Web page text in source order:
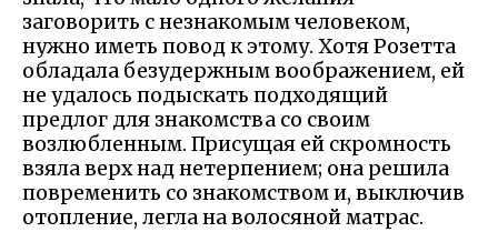
заговорить с незнакомым человеком,
нужно иметь повод к этому. Хотя Розетта
обладала безудержным воображением, ей
не удалось подыскать подходящий
предлог для знакомства со своим
возлюбленным. Присущая ей скромность
взяла верх над нетерпением; она решила
повременить со знакомством и, выключив
отопление, легла на волосяной матрас.